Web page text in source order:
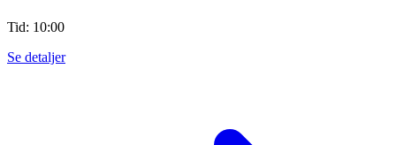
Tid: 10:00
Se detaljer